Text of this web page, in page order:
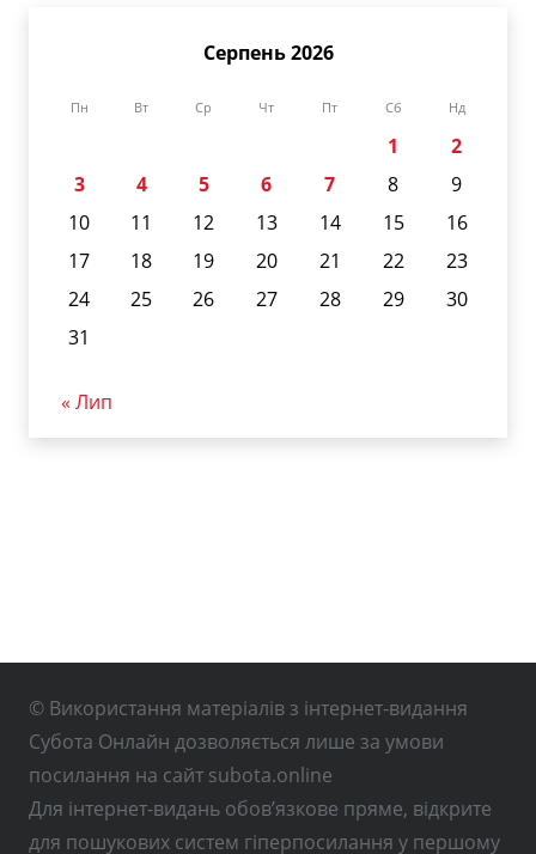
Серпень 2026
Пн Вт Ср Чт Пт Сб Нд
1
2
3
4 5 6 7 8
9
10
11 12 13 14 15
16
17
18 19 20 21 22
23
24
25 26 27 28 29
30
31
« Лип
© Використання матеріалів з інтернет-видання
Субота Онлайн дозволяється лише за умови
посилання на сайт subota.online
Для інтернет-видань обов’язкове пряме, відкрите
для пошукових систем гіперпосилання у першому